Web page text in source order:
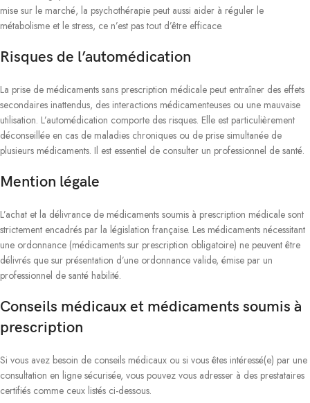
mise sur le marché, la psychothérapie peut aussi aider à réguler le
métabolisme et le stress, ce n’est pas tout d’être efficace.
Risques de l’automédication
La prise de médicaments sans prescription médicale peut entraîner des effets
secondaires inattendus, des interactions médicamenteuses ou une mauvaise
utilisation. L’automédication comporte des risques. Elle est particulièrement
déconseillée en cas de maladies chroniques ou de prise simultanée de
plusieurs médicaments. Il est essentiel de consulter un professionnel de santé.
Mention légale
L’achat et la délivrance de médicaments soumis à prescription médicale sont
strictement encadrés par la législation française. Les médicaments nécessitant
une ordonnance (médicaments sur prescription obligatoire) ne peuvent être
délivrés que sur présentation d’une ordonnance valide, émise par un
professionnel de santé habilité.
Conseils médicaux et médicaments soumis à
prescription
Si vous avez besoin de conseils médicaux ou si vous êtes intéressé(e) par une
consultation en ligne sécurisée, vous pouvez vous adresser à des prestataires
certifiés comme ceux listés ci-dessous.